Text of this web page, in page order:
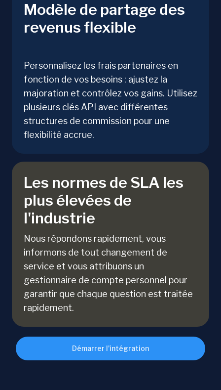
Modèle de partage des
revenus flexible
Personnalisez les frais partenaires en
fonction de vos besoins : ajustez la
majoration et contrôlez vos gains. Utilisez
plusieurs clés API avec différentes
structures de commission pour une
flexibilité accrue.
Les normes de SLA les
plus élevées de
l'industrie
Nous répondons rapidement, vous
informons de tout changement de
service et vous attribuons un
gestionnaire de compte personnel pour
garantir que chaque question est traitée
rapidement.
Démarrer l'intégration